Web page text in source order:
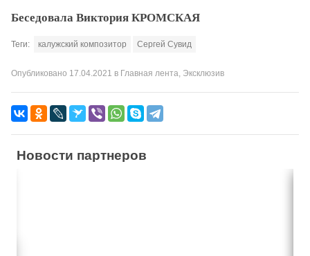
Беседовала Виктория КРОМСКАЯ
Теги: калужский композитор Сергей Сувид
Опубликовано 17.04.2021 в Главная лента, Эксклюзив
Новости партнеров